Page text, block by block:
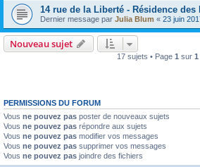
14 rue de la Liberté - Résidence des
Dernier message par Julia Blum « 23 juin
Nouveau sujet
17 sujets • Page 1 sur 1
PERMISSIONS DU FORUM
Vous ne pouvez pas poster de nouveaux sujets
Vous ne pouvez pas répondre aux sujets
Vous ne pouvez pas modifier vos messages
Vous ne pouvez pas supprimer vos messages
Vous ne pouvez pas joindre des fichiers